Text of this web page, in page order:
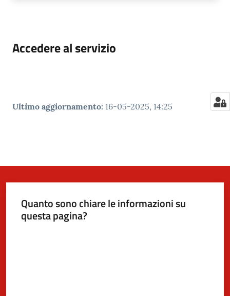
Accedere al servizio
Ultimo aggiornamento: 16-05-2025, 14:25
Quanto sono chiare le informazioni su
questa pagina?